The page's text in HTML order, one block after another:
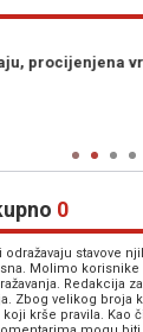
ZAVRŠILA PRED
0
odražavaju stavove
Molimo korisnike
Redakcija
Zbog velikog broja
krše pravila. Kao